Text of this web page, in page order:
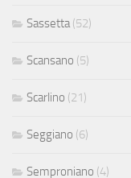
Sassetta (52)
Scansano (5)
Scarlino (21)
Seggiano (6)
Semproniano (4)